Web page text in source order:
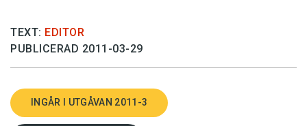
TEXT: EDITOR
PUBLICERAD 2011-03-29
INGÅR I UTGÅVAN 2011-3